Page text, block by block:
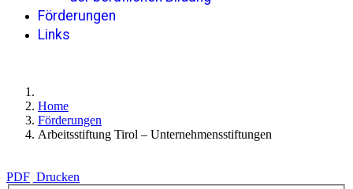
Förderungen
Links
Home
Förderungen
Arbeitsstiftung Tirol – Unternehmensstiftungen
PDF Drucken